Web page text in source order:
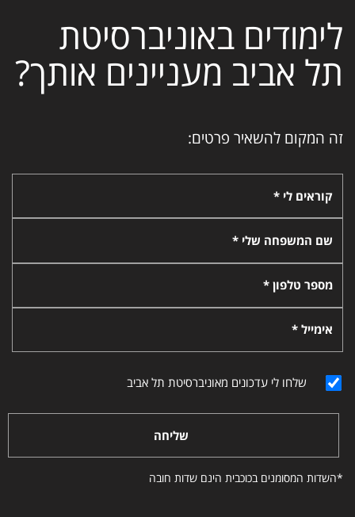
לימודים באוניברסיטת
תל אביב מעניינים אותך?
זה המקום להשאיר פרטים:
קוראים לי *
שם המשפחה שלי *
מספר טלפון *
אימייל *
שלחו לי עדכונים מאוניברסיטת תל אביב
שליחה
*השדות המסומנים בכוכבית הינם שדות חובה